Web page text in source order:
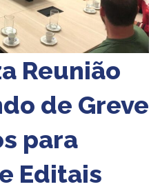
Reunião
de Greve
para
Editais